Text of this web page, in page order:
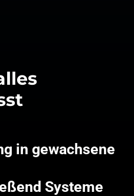
in gewachsene
Systeme